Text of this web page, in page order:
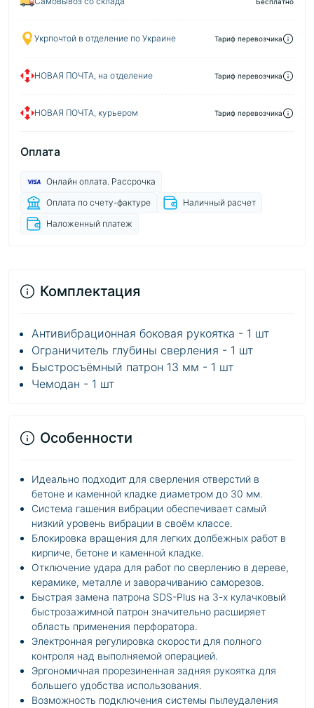
Укрпочтой в отделение по Украине Тариф перевозчика
НОВАЯ ПОЧТА, на отделение Тариф перевозчика
НОВАЯ ПОЧТА, курьером Тариф перевозчика
Оплата
Онлайн оплата. Рассрочка
Оплата по счету-фактуре
Наличный расчет
Наложенный платеж
Комплектация
Антивибрационная боковая рукоятка - 1 шт
Ограничитель глубины сверления - 1 шт
Быстросъёмный патрон 13 мм - 1 шт
Чемодан - 1 шт
Особенности
Идеально подходит для сверления отверстий в
бетоне и каменной кладке диаметром до 30 мм.
Система гашения вибрации обеспечивает самый
низкий уровень вибрации в своём классе.
Блокировка вращения для легких долбежных работ в
кирпиче, бетоне и каменной кладке.
Отключение удара для работ по сверлению в дереве,
керамике, металле и заворачиванию саморезов.
Быстрая замена патрона SDS-Plus на 3-х кулачковый
быстрозажимной патрон значительно расширяет
область применения перфоратора.
Электронная регулировка скорости для полного
контроля над выполняемой операцией.
Эргономичная прорезиненная задняя рукоятка для
большего удобства использования.
Возможность подключения системы пылеудаления